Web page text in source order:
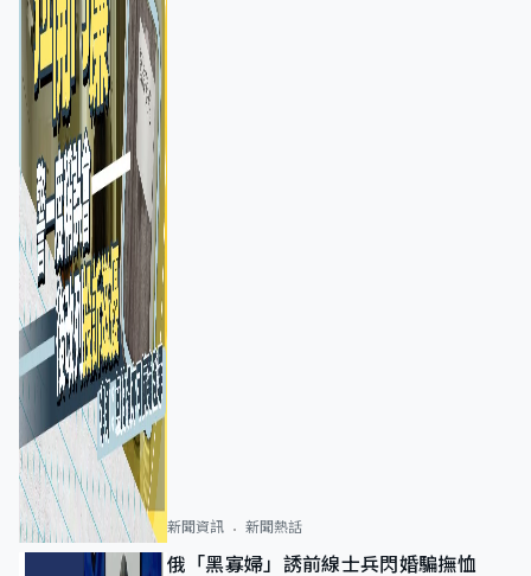
新聞資訊 新聞熱話
俄「黑寡婦」誘前線士兵閃婚騙撫恤